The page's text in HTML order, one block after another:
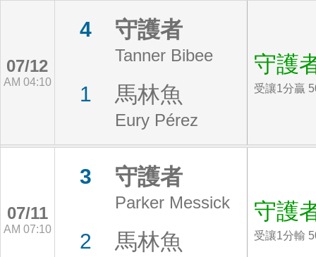
07/12
AM 04:10
4 守護者
Tanner Bibee
1 馬林魚
Eury Pérez
守護
受讓1分贏
07/11
AM 07:10
3 守護者
Parker Messick
2 馬林魚
守護
受讓1分輸